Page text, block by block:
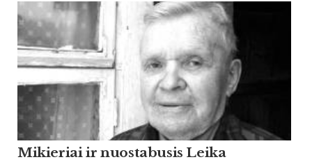
Mikieriai ir nuostabusis Leika